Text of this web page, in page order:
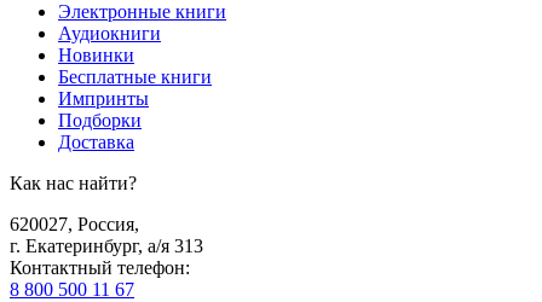
Электронные книги
Аудиокниги
Новинки
Бесплатные книги
Импринты
Подборки
Доставка
Как нас найти?
620027, Россия,
г. Екатеринбург, а/я 313
Контактный телефон:
8 800 500 11 67